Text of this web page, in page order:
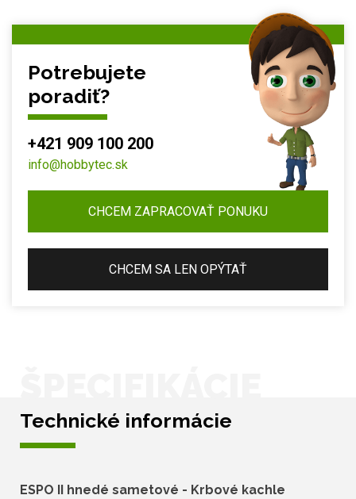
Potrebujete
poradiť?
+421 909 100 200
info@hobbytec.sk
CHCEM ZAPRACOVAŤ PONUKU
CHCEM SA LEN OPÝTAŤ
Technické informácie
ESPO II hnedé sametové - Krbové kachle